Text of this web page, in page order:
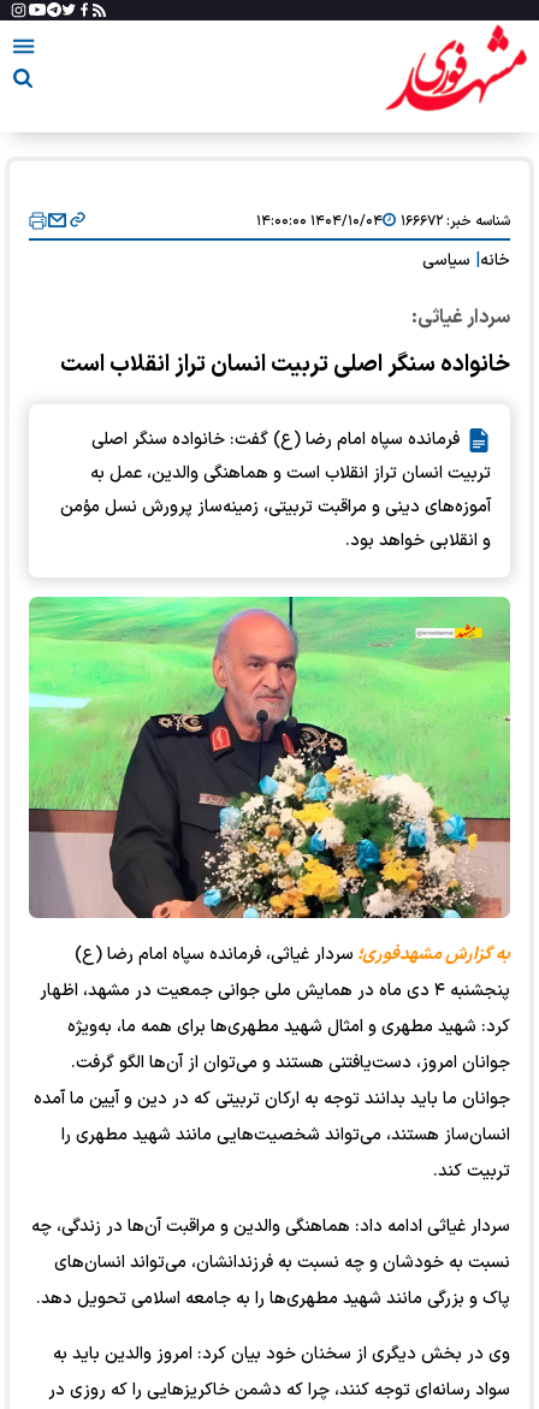
شناسه خبر:۱۶۶۶۷۲ ۱۴۰۴/۱۰/۰۴ ۱۴:۰۰:۰۰
خانه سیاسی
سردار غیاثی:
خانواده سنگر اصلی تربیت انسان تراز انقلاب است
فرمانده سپاه امام رضا (ع) گفت: خانواده سنگر اصلی
تربیت انسان تراز انقلاب است و هماهنگی والدین، عمل به
آموزه‌های دینی و مراقبت تربیتی، زمینه‌ساز پرورش نسل مؤمن
و انقلابی خواهد بود.
به گزارش مشهدفوری؛ سردار غیاثی، فرمانده سپاه امام رضا (ع)
پنجشنبه ۴ دی ماه در همایش ملی جوانی جمعیت در مشهد، اظهار
کرد: شهید مطهری و امثال شهید مطهری‌ها برای همه ما، به‌ویژه
جوانان امروز، دست‌یافتنی هستند و می‌توان از آن‌ها الگو گرفت.
جوانان ما باید بدانند توجه به ارکان تربیتی که در دین و آیین ما آمده
انسان‌ساز هستند، می‌تواند شخصیت‌هایی مانند شهید مطهری را
تربیت کند.
سردار غیاثی ادامه داد: هماهنگی والدین و مراقبت آن‌ها در زندگی، چه
نسبت به خودشان و چه نسبت به فرزندانشان، می‌تواند انسان‌های
پاک و بزرگی مانند شهید مطهری‌ها را به جامعه اسلامی تحویل دهد.
وی در بخش دیگری از سخنان خود بیان کرد: امروز والدین باید به
سواد رسانه‌ای توجه کنند، چرا که دشمن خاکریزهایی را که روزی در